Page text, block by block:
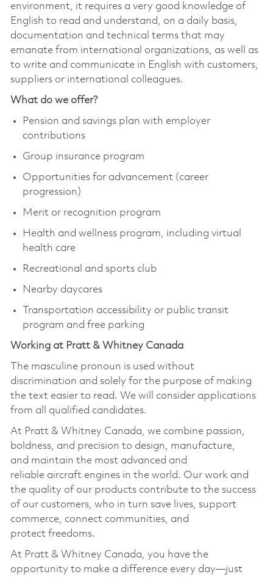
environment, it requires a very good knowledge of
English to read and understand, on a daily basis,
documentation and technical terms that may
emanate from international organizations, as well as
to write and communicate in English with customers,
suppliers or international colleagues.
What do we offer?
​​Pension and savings plan with employer
contributions​
Group insurance program
Opportunities for advancement (career
progression)
Merit or recognition program
Health and wellness program, including virtual
health care
Recreational and sports club
Nearby daycares
Transportation accessibility or public transit
program and free parking
Working at Pratt & Whitney Canada
The masculine pronoun is used without
discrimination and solely for the purpose of making
the text easier to read. We will consider applications
from all qualified candidates.
At Pratt & Whitney Canada, we combine passion,
boldness, and precision to design, manufacture,
and maintain the most advanced and
reliable aircraft engines in the world. Our work and
the quality of our products contribute to the success
of our customers, who in turn save lives, support
commerce, connect communities, and
protect freedoms.
At Pratt & Whitney Canada, you have the
opportunity to make a difference every day—just